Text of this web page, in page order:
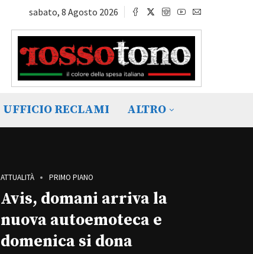
sabato, 8 Agosto 2026
UFFICIO RECLAMI ALTRO
ATTUALITÀ PRIMO PIANO
Avis, domani arriva la
nuova autoemoteca e
domenica si dona